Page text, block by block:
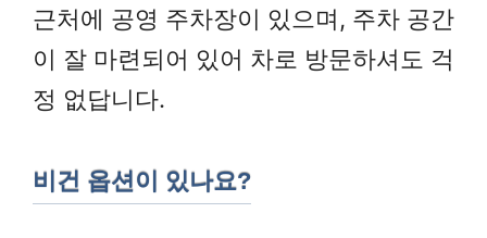
근처에 공영 주차장이 있으며, 주차 공간
이 잘 마련되어 있어 차로 방문하셔도 걱
정 없답니다.
비건 옵션이 있나요?